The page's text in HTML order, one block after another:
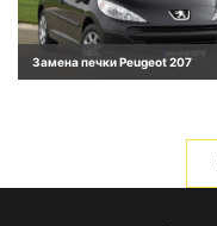
Замена печки Peugeot 207